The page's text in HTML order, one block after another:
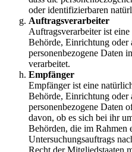
oder identifizierbaren
Auftragsverarbeiter
Auftragsverarbeiter ist
Behörde, Einrichtung oder
personenbezogene Daten
verarbeitet.
Empfänger
Empfänger ist eine
Behörde, Einrichtung oder
personenbezogene Daten
davon, ob es sich bei ihr
Behörden, die im Rahmen
Untersuchungsauftrags